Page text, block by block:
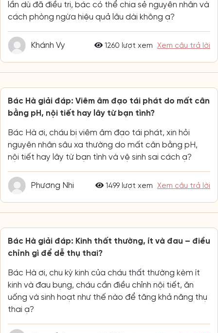
lần dù đã điều trị, bác có thể chia sẻ nguyên nhân và
cách phòng ngừa hiệu quả lâu dài không ạ?
Khánh Vy 1260 lượt xem Xem câu trả lời
Bác Hà giải đáp: Viêm âm đạo tái phát do mất cân
bằng pH, nội tiết hay lây từ bạn tình?
Bác Hà ơi, cháu bị viêm âm đạo tái phát, xin hỏi
nguyên nhân sâu xa thường do mất cân bằng pH,
nội tiết hay lây từ bạn tình và vệ sinh sai cách ạ?
Phương Nhi 1499 lượt xem Xem câu trả lời
Bác Hà giải đáp: Kinh thất thường, ít và đau – điều
chỉnh gì để dễ thụ thai?
Bác Hà ơi, chu kỳ kinh của cháu thất thường kèm ít
kinh và đau bụng, cháu cần điều chỉnh nội tiết, ăn
uống và sinh hoạt như thế nào để tăng khả năng thụ
thai ạ?